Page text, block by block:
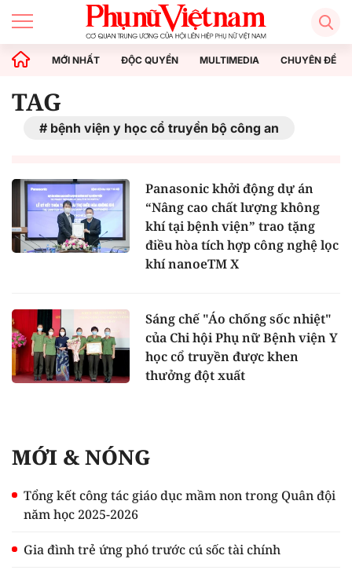
MỚI NHẤT ĐỘC QUYỀN MULTIMEDIA CHUYÊN ĐỀ
TAG
bệnh viện y học cổ truyền bộ công an
Panasonic khởi động dự án
“Nâng cao chất lượng không
khí tại bệnh viện” trao tặng
điều hòa tích hợp công nghệ lọc
khí nanoeTM X
Sáng chế "Áo chống sốc nhiệt"
của Chi hội Phụ nữ Bệnh viện Y
học cổ truyền được khen
thưởng đột xuất
MỚI & NÓNG
Tổng kết công tác giáo dục mầm non trong Quân đội
năm học 2025-2026
Gia đình trẻ ứng phó trước cú sốc tài chính